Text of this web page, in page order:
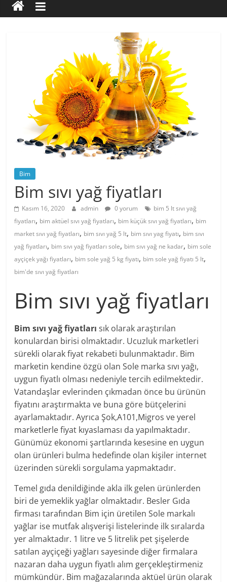
Bim
Bim sıvı yağ fiyatları
Kasım 16, 2020 admin 0 yorum
bim 5 lt sıvı yağ
fiyatları, bim aktüel sıvı yağ fiyatları, bim küçük sıvı yağ fiyatları, bim
market sıvı yağ fiyatları, bim sıvı yağ 5 lt, bim sıvı yag fiyatı, bim sıvı
yağ fiyatları, bim sıvı yağ fiyatları sole, bim sıvı yağ ne kadar, bim sole
ayçiçek yağı fiyatları, bim sole yağ 5 kg fiyatı, bim sole yağ fiyatı 5 lt,
bim'de sıvı yağ fiyatları
Bim sıvı yağ fiyatları
Bim sıvı yağ fiyatları sık olarak araştırılan
konulardan birisi olmaktadır. Ucuzluk marketleri
sürekli olarak fiyat rekabeti bulunmaktadır. Bim
marketin kendine özgü olan Sole marka sıvı yağı,
uygun fiyatlı olması nedeniyle tercih edilmektedir.
Vatandaşlar evlerinden çıkmadan önce bu ürünün
fiyatını araştırmakta ve buna göre bütçelerini
ayarlamaktadır. Ayrıca Şok,A101,Migros ve yerel
marketlerle fiyat kıyaslaması da yapılmaktadır.
Günümüz ekonomi şartlarında kesesine en uygun
olan ürünleri bulma hedefinde olan kişiler internet
üzerinden sürekli sorgulama yapmaktadır.
Temel gıda denildiğinde akla ilk gelen ürünlerden
biri de yemeklik yağlar olmaktadır. Besler Gıda
firması tarafından Bim için üretilen Sole markalı
yağlar ise mutfak alışverişi listelerinde ilk sıralarda
yer almaktadır. 1 litre ve 5 litrelik pet şişelerde
satılan ayçiçeği yağları sayesinde diğer firmalara
nazaran daha uygun fiyatlı alım gerçekleştirmeniz
mümkündür. Bim mağazalarında aktüel ürün olarak